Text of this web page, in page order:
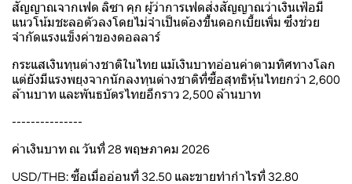
สัญญาณจากเฟด ลิซา คุก ผู้ว่าการเฟดส่งสัญญาณว่าเงินเฟ้อมี
แนวโน้มชะลอตัวลงโดยไม่จำเป็นต้องขึ้นดอกเบี้ยเพิ่ม ซึ่งช่วย
จำกัดแรงแข็งค่าของดอลลาร์
กระแสเงินทุนต่างชาติในไทย แม้เงินบาทอ่อนค่าตามทิศทางโลก
แต่ยังมีแรงพยุงจากนักลงทุนต่างชาติที่ซื้อสุทธิหุ้นไทยกว่า 2,600
ล้านบาท และพันธบัตรไทยอีกราว 2,500 ล้านบาท
---------------
ค่าเงินบาท ณ วันที่ 28 พฤษภาคม 2026
USD/THB: ซื้อเมื่ออ่อนที่ 32.50 และขายทำกำไรที่ 32.80